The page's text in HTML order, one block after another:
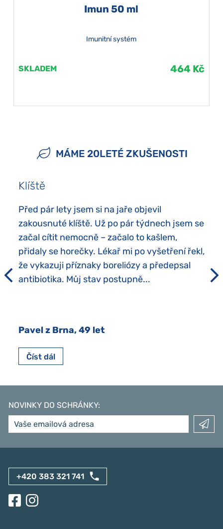
Imun 50 ml
Imunitní systém
SKLADEM 464 Kč
MÁME 20LETÉ ZKUŠENOSTI
Klíště
Před pár lety jsem si na jaře objevil
zakousnuté klíště. Už po pár týdnech jsem se
začal cítit nemocně – začalo to kašlem,
přidaly se horečky. Lékař mi po vyšetření řekl,
že vykazuji příznaky boreliózy a předepsal
antibiotika. Můj stav postupně...
Pavel z Brna, 49 let
Číst dál
NOVINKY DO SCHRÁNKY:
+420 383 321 741